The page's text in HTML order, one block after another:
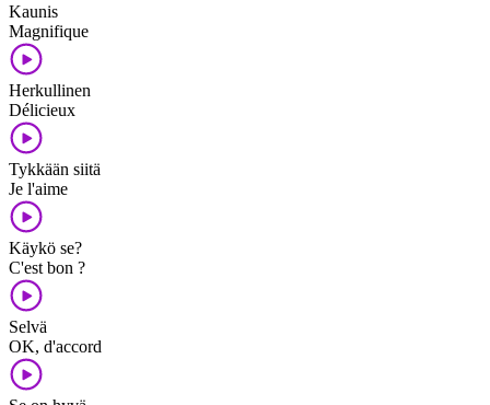
Kaunis
Magnifique
Herkullinen
Délicieux
Tykkään siitä
Je l'aime
Käykö se?
C'est bon ?
Selvä
OK, d'accord